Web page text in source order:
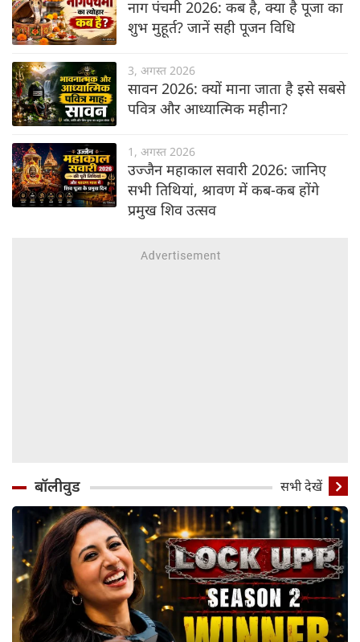
नाग पंचमी 2026: कब है, क्या है पूजा का
शुभ मुहूर्त? जानें सही पूजन विधि
3, अगस्त 2026
सावन 2026: क्यों माना जाता है इसे सबसे
पवित्र और आध्यात्मिक महीना?
1, अगस्त 2026
उज्जैन महाकाल सवारी 2026: जानिए
सभी तिथियां, श्रावण में कब-कब होंगे
प्रमुख शिव उत्सव
बॉलीवुड सभी देखें